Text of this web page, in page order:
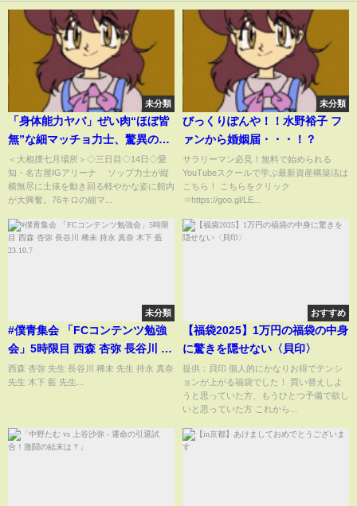
未分類
「身体能力ヤバ」ぜい肉“ほぼ皆
無”な細マッチョ力士、驚異の動
きが話題 土俵際で逆転も“まさ
か”の結末に落胆の声(ABEMA
TIMES)
＜大相撲七月場所＞◇三日目◇14日◇愛
知・名古屋IGアリーナ ソップ力士が縦
横無尽に土俵を動き回る軽やかな姿に館内
が大興奮。76キロの細マ...
未分類
びっくりぽんや！！水野裕子 フ
ァンから婚姻届・・・！？
サラリーマン必見！無料で始められる
YouTubeスクールで学ぶ最新資産構築法は
こちら！ こちらをクリック
⇒https://goo.gl/LE...
未分類
#僕青集会 「FCコンテンツ勉強
会」5時限目 西森 杏弥 長谷川 稀
未 持永 真奈 木下 藍 23.10.7
西森 杏弥 先生 長谷川 稀未 先生 持永 真奈
先生 木下 藍 先生...
おすすめ
【福袋2025】1万円の福袋の中身
に驚きを隠せない〈貝印〉
提供：貝印 個人的にかなりお得でテンシ
ョンが上がる福袋でした！ 買い替えしよ
うと思っていた方、もうひとつ予備で欲し
いと思っていた方 これから...